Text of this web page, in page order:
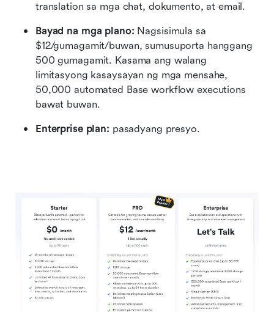
translation sa mga chat, dokumento, at email.
Bayad na mga plano: Nagsisimula sa
$12/gumagamit/buwan, sumusuporta hanggang
500 gumagamit. Kasama ang walang
limitasyong kasaysayan ng mga mensahe,
50,000 automated Base workflow executions
bawat buwan.
Enterprise plan: pasadyang presyo.